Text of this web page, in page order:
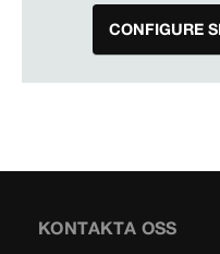
CONFIGURE
KONTAKTA OSS